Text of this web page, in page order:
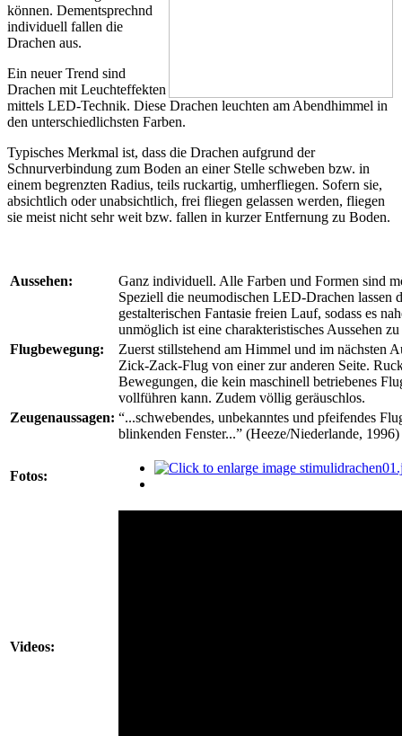
können. Dementsprechnd
individuell fallen die
Drachen aus.
Ein neuer Trend sind
Drachen mit Leuchteffekten
mittels LED-Technik. Diese Drachen leuchten am Abendhimmel in
den unterschiedlichsten Farben.
Typisches Merkmal ist, dass die Drachen aufgrund der
Schnurverbindung zum Boden an einer Stelle schweben bzw. in
einem begrenzten Radius, teils ruckartig, umherfliegen. Sofern sie,
absichtlich oder unabsichtlich, frei fliegen gelassen werden, fliegen
sie meist nicht sehr weit bzw. fallen in kurzer Entfernung zu Boden.
Aussehen:
Ganz individuell. Alle Farben und Formen sind
Speziell die neumodischen LED-Drachen lassen
gestalterischen Fantasie freien Lauf, sodass es
unmöglich ist eine charakteristisches Aussehen
Flugbewegung:
Zuerst stillstehend am Himmel und im nächsten
Zick-Zack-Flug von einer zur anderen Seite.
Bewegungen, die kein maschinell betriebenes
vollführen kann. Zudem völlig geräuschlos.
Zeugenaussagen: “...schwebendes, unbekanntes und pfeifendes
blinkenden Fenster...” (Heeze/Niederlande, 1996)
Fotos:
Videos: